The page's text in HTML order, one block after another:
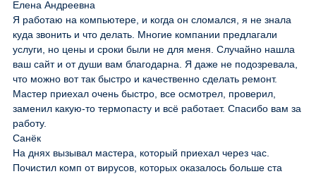
Елена Андреевна
Я работаю на компьютере, и когда он сломался, я не знала
куда звонить и что делать. Многие компании предлагали
услуги, но цены и сроки были не для меня. Случайно нашла
ваш сайт и от души вам благодарна. Я даже не подозревала,
что можно вот так быстро и качественно сделать ремонт.
Мастер приехал очень быстро, все осмотрел, проверил,
заменил какую-то термопасту и всё работает. Спасибо вам за
работу.
Санёк
На днях вызывал мастера, который приехал через час.
Почистил комп от вирусов, которых оказалось больше ста